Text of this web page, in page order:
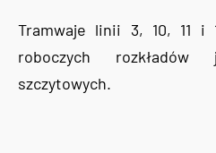
Tramwaje linii 3, 10, 11 i
roboczych
szczytowych.